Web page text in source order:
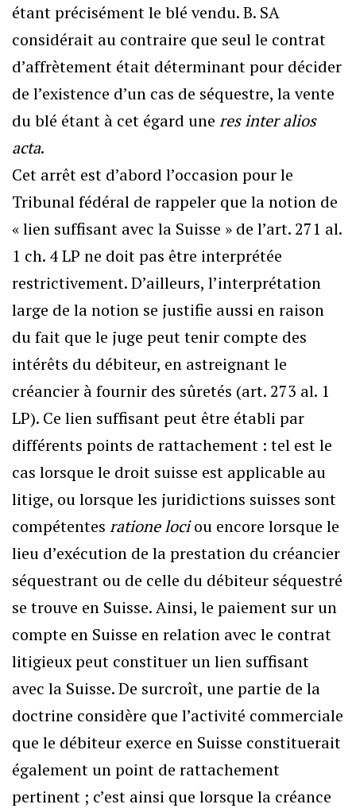
étant précisément le blé vendu. B. SA
considérait au contraire que seul le contrat
d’affrètement était déterminant pour décider
de l’existence d’un cas de séquestre, la vente
du blé étant à cet égard une res inter alios
acta.
Cet arrêt est d’abord l’occasion pour le
Tribunal fédéral de rappeler que la notion de
« lien suffisant avec la Suisse » de l’art. 271 al.
1 ch. 4 LP ne doit pas être interprétée
restrictivement. D’ailleurs, l’interprétation
large de la notion se justifie aussi en raison
du fait que le juge peut tenir compte des
intérêts du débiteur, en astreignant le
créancier à fournir des sûretés (art. 273 al. 1
LP). Ce lien suffisant peut être établi par
différents points de rattachement : tel est le
cas lorsque le droit suisse est applicable au
litige, ou lorsque les juridictions suisses sont
compétentes ratione lociou encore lorsque le
lieu d’exécution de la prestation du créancier
séquestrant ou de celle du débiteur séquestré
se trouve en Suisse. Ainsi, le paiement sur un
compte en Suisse en relation avec le contrat
litigieux peut constituer un lien suffisant
avec la Suisse. De surcroît, une partie de la
doctrine considère que l’activité commerciale
que le débiteur exerce en Suisse constituerait
également un point de rattachement
pertinent ; c’est ainsi que lorsque la créance